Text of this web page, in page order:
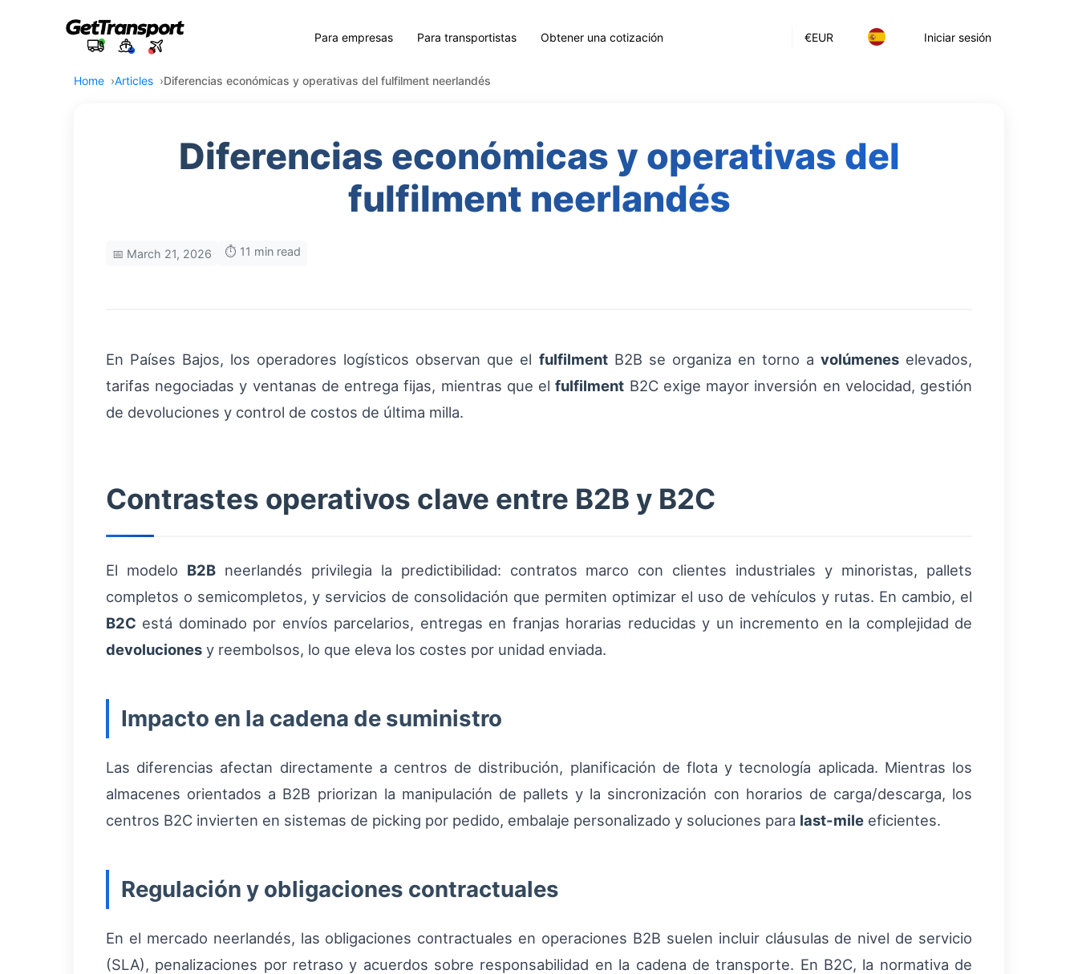
€EUR Iniciar sesión
Para empresas Para transportistas Obtener una cotización
Home Articles Diferencias económicas y operativas del fulfilment neerlandés
Diferencias económicas y operativas del
fulfilment neerlandés
📅 March 21, 2026 ⏱️ 11 min read
En Países Bajos, los operadores logísticos observan que el fulfilmentB2B se organiza en torno a volúmeneselevados,
tarifas negociadas y ventanas de entrega fijas, mientras que elfulfilment B2C exige mayor inversión en velocidad, gestión
de devoluciones y control de costos de última milla.
Contrastes operativos clave entre B2B y B2C
El modelo B2Bneerlandés privilegia la predictibilidad: contratos marco con clientes industriales y minoristas, pallets
completos o semicompletos, y servicios de consolidación que permiten optimizar el uso de vehículos y rutas. En cambio, el
B2C está dominado por envíos parcelarios, entregas en franjas horarias reducidas y un incremento en la complejidad de
devoluciones y reembolsos, lo que eleva los costes por unidad enviada.
Impacto en la cadena de suministro
Las diferencias afectan directamente a centros de distribución, planificación de flota y tecnología aplicada. Mientras los
almacenes orientados a B2B priorizan la manipulación de pallets y la sincronización con horarios de carga/descarga, los
centros B2C invierten en sistemas de picking por pedido, embalaje personalizado y soluciones para last-mile eficientes.
Regulación y obligaciones contractuales
En el mercado neerlandés, las obligaciones contractuales en operaciones B2B suelen incluir cláusulas de nivel de servicio
(SLA), penalizaciones por retraso y acuerdos sobre responsabilidad en la cadena de transporte. En B2C, la normativa de